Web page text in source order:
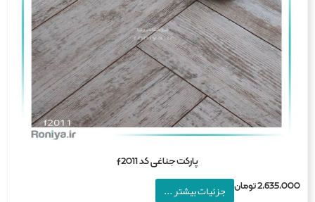
پارکت جناغی کد f2011
تومان جزئیات بیشتر ...